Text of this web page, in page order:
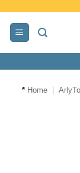
inhoud
* Home